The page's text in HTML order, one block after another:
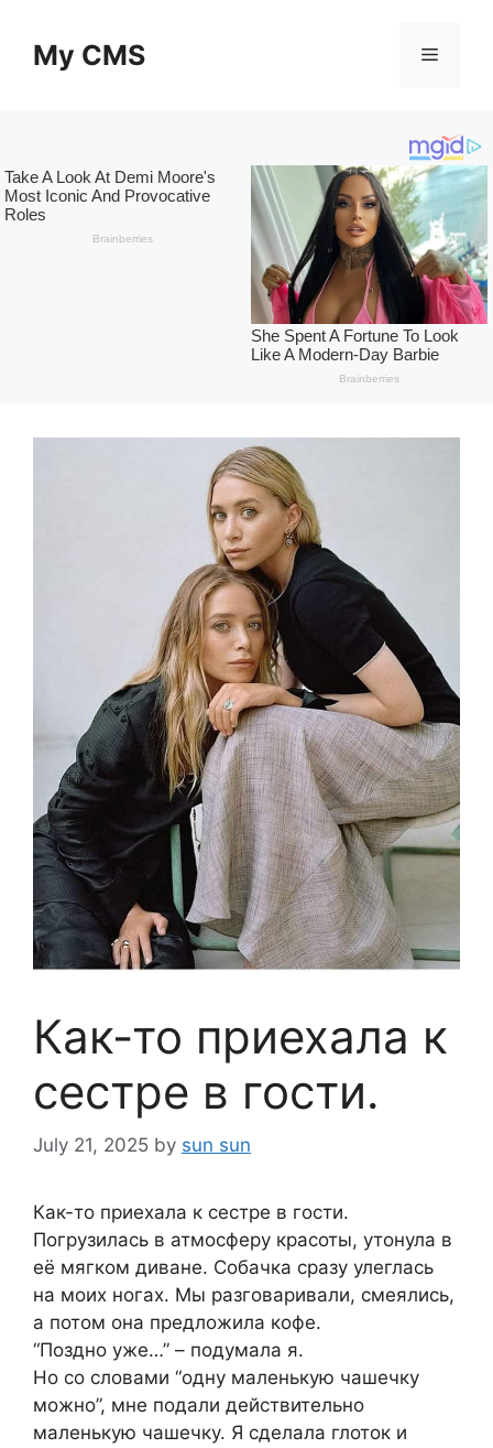
contentMy CMS Menu
Как-то приехала к
сестре в гости.
July 21, 2025 by sun sun
Как-то приехала к сестре в гости.
Погрузилась в атмосферу красоты, утонула в
её мягком диване. Собачка сразу улеглась
на моих ногах. Мы разговаривали, смеялись,
а потом она предложила кофе.
“Поздно уже…” – подумала я.
Но со словами “одну маленькую чашечку
можно”, мне подали действительно
маленькую чашечку. Я сделала глоток и